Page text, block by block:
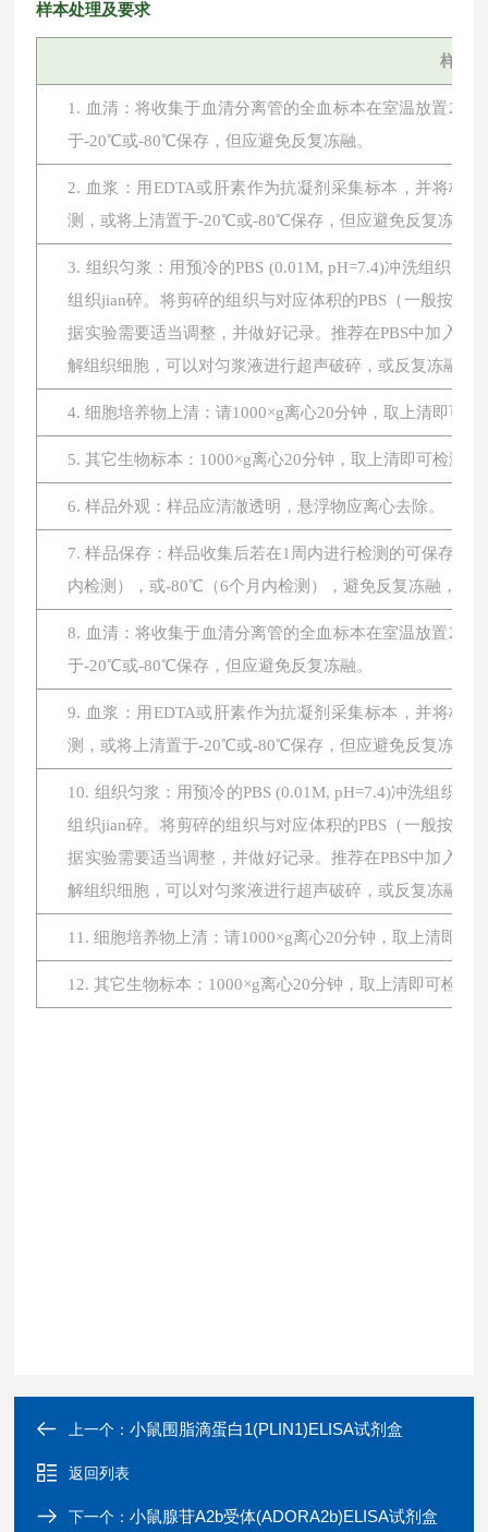
样本处理及要求
样本
1. 血清：将收集于血清分离管的全血标本在室温放置2
于-20℃或-80℃保存，但应避免反复冻融。
2. 血浆：用EDTA或肝素作为抗凝剂采集标本，并将标
测，或将上清置于-20℃或-80℃保存，但应避免反复冻融。
3. 组织匀浆：用预冷的PBS (0.01M, pH=7.4)冲洗组织，
组织jian碎。将剪碎的组织与对应体积的PBS（一般按
据实验需要适当调整，并做好记录。推荐在PBS中加入
解组织细胞，可以对匀浆液进行超声破碎，或反复冻融。
4. 细胞培养物上清：请1000×g离心20分钟，取上清即可
5. 其它生物标本：1000×g离心20分钟，取上清即可检测。
6. 样品外观：样品应清澈透明，悬浮物应离心去除。
7. 样品保存：样品收集后若在1周内进行检测的可保存
内检测），或-80℃（6个月内检测），避免反复冻融，标
8. 血清：将收集于血清分离管的全血标本在室温放置2小
于-20℃或-80℃保存，但应避免反复冻融。
9. 血浆：用EDTA或肝素作为抗凝剂采集标本，并将标
测，或将上清置于-20℃或-80℃保存，但应避免反复冻融。
10. 组织匀浆：用预冷的PBS (0.01M, pH=7.4)冲洗组织
组织jian碎。将剪碎的组织与对应体积的PBS（一般按
据实验需要适当调整，并做好记录。推荐在PBS中加入
解组织细胞，可以对匀浆液进行超声破碎，或反复冻融。
11. 细胞培养物上清：请1000×g离心20分钟，取上清即
12. 其它生物标本：1000×g离心20分钟，取上清即可检测
上一个：小鼠围脂滴蛋白1(PLIN1)ELISA试剂盒
返回列表
下一个：小鼠腺苷A2b受体(ADORA2b)ELISA试剂盒